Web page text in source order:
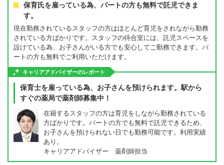
保育氏を雇っている為、パートの方も無料で託児できま
す。
現在勤務されているスタッフの方はほとんど育児をされながら勤務
されている方ばかりです。スタッフの待合室には、託児スペースを
設けている為、お子さんがいる方でも安心してご勤務できます。パ
ートの方も無料でご利用いただけます。
キャリアアドバイザーのレポート
保育士を雇っている為、お子さんを預けられます。駅から
すぐの薬局で薬剤師募集中！
在籍するスタッフの方は育児をしながら勤務されている
方ばかりです。パートの方でも無料で託児できるため、
お子さんを預けられない日でも勤務可能です。利用実績
あり。
キャリアアドバイザー 薬剤師担当